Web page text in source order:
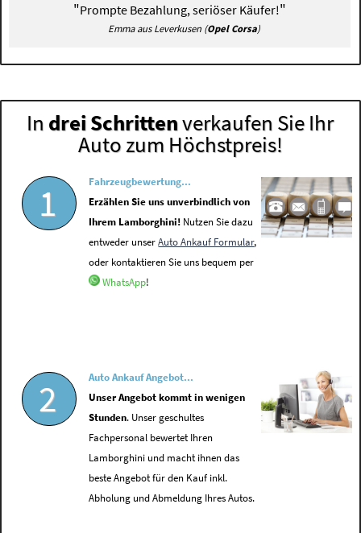
"Prompte Bezahlung, seriöser Käufer!"
Emma aus Leverkusen (Opel Corsa)
In drei Schrittenverkaufen Sie Ihr
Auto zum Höchstpreis!
1
Fahrzeugbewertung...
Erzählen Sie uns unverbindlich von
Ihrem Lamborghini! Nutzen Sie dazu
entweder unserAuto Ankauf Formular,
oder kontaktieren Sie uns bequem per
WhatsApp!
2
Auto Ankauf Angebot...
Unser Angebot kommt in wenigen
Stunden. Unser geschultes
Fachpersonal bewertet Ihren
Lamborghini und macht ihnen das
beste Angebot für den Kauf inkl.
Abholung und Abmeldung Ihres Autos.